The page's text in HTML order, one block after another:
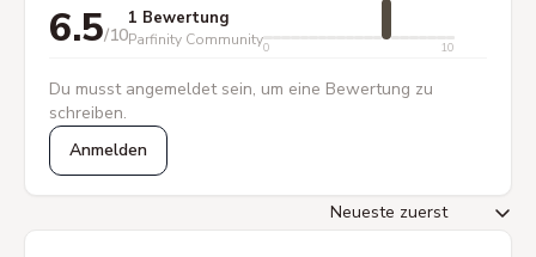
6.5/10
1 Bewertung
Parfinity Community0 10
Du musst angemeldet sein, um eine Bewertung zu
schreiben.
Anmelden